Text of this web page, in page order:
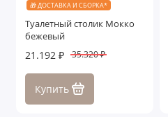
🎁 ДОСТАВКА И СБОРКА*
Туалетный столик Мокко
бежевый
21.192 ₽ 35.320 ₽
Купить